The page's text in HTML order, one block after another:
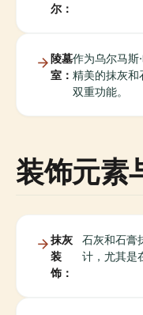
尔：
陵墓
室：
作为乌尔马斯
精美的抹灰和
双重功能。
装饰元素
抹灰
装
饰：
石灰和石膏
计，尤其是